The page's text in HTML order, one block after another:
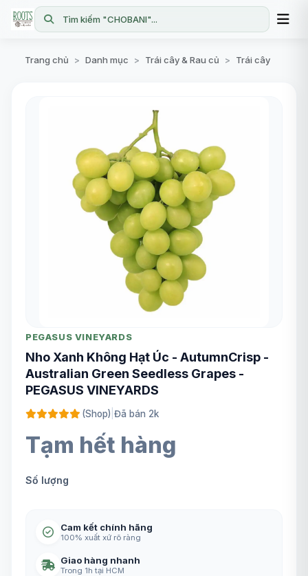
Tìm kiếm "CHOBANI"...
Trang chủ > Danh mục > Trái cây & Rau củ > Trái cây
PEGASUS VINEYARDS
Nho Xanh Không Hạt Úc - AutumnCrisp -
Australian Green Seedless Grapes -
PEGASUS VINEYARDS
(Shop) Đã bán 2k
Tạm hết hàng
Số lượng
Cam kết chính hãng
100% xuất xứ rõ ràng
Giao hàng nhanh
Trong 1h tại HCM